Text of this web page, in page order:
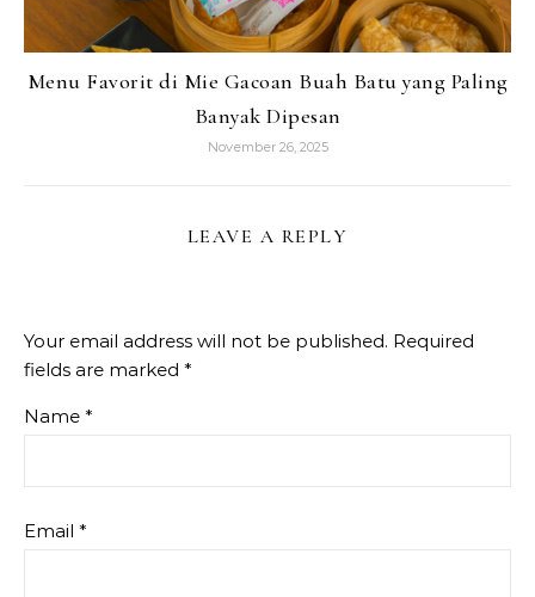
Menu Favorit di Mie Gacoan Buah Batu yang Paling
Banyak Dipesan
November 26, 2025
LEAVE A REPLY
Your email address will not be published. Required
fields are marked *
Name *
Email *